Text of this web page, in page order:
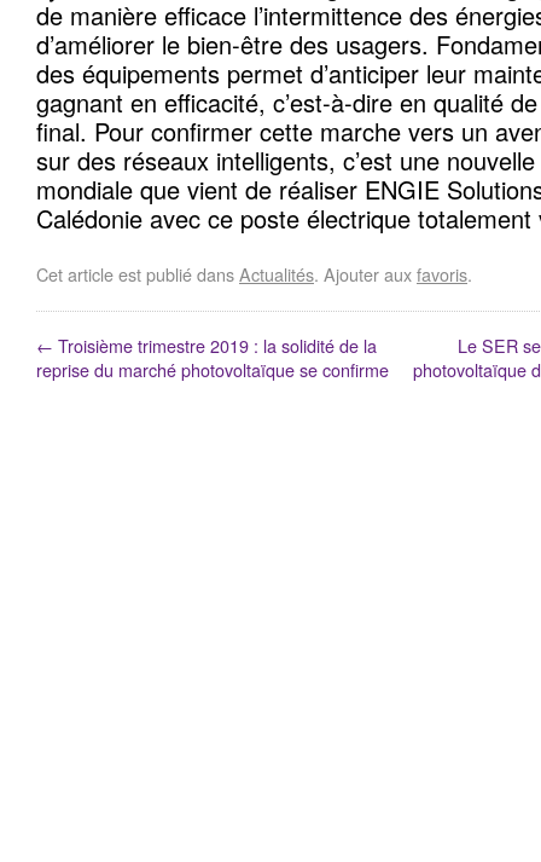
de manière efficace l’intermittence des
d’améliorer le bien-être des usagers.
des équipements permet d’anticiper leur
gagnant en efficacité, c’est-à-dire en qualité
final. Pour confirmer cette marche vers un
sur des réseaux intelligents, c’est une
mondiale que vient de réaliser ENGIE
Calédonie avec ce poste électrique
Cet article est publié dansActualités. Ajouter auxfavoris.
← Troisième trimestre 2019 : la solidité de la
reprise du marché photovoltaïque se confirme
Le SER
photovoltaïque